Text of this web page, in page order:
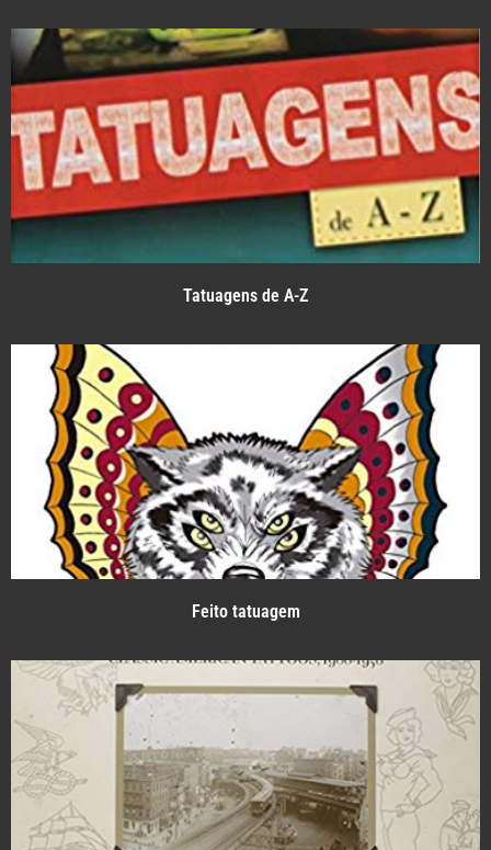
Tatuagens de A-Z
Feito tatuagem